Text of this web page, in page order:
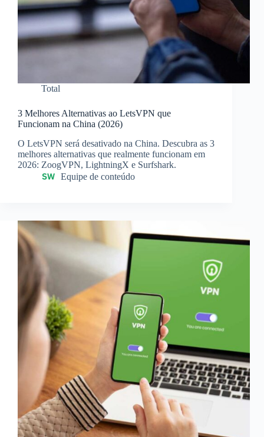
Total
3 Melhores Alternativas ao LetsVPN que
Funcionam na China (2026)
O LetsVPN será desativado na China. Descubra as 3
melhores alternativas que realmente funcionam em
2026: ZoogVPN, LightningX e Surfshark.
Equipe de conteúdo